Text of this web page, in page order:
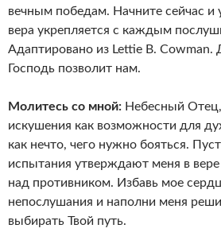
вечным победам. Начните сейчас и
вера укрепляется с каждым
Адаптировано из Lettie B. Cowman.
Господь позволит нам.
Молитесь со мной: Небесный
искушения как возможности для
как нечто, чего нужно бояться.
испытания утверждают меня в вере
над противником. Избавь мое
непослушания и наполни меня
выбирать Твой путь.